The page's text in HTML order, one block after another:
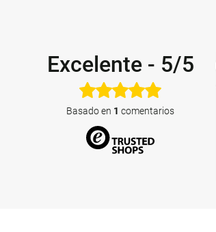
Excelente- 5/5
Basado en 1 comentarios